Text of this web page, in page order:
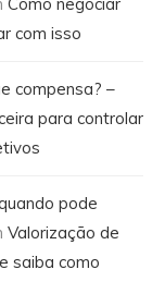
com isso
compensa? –
para controlar
pode
Valorização de
saiba como